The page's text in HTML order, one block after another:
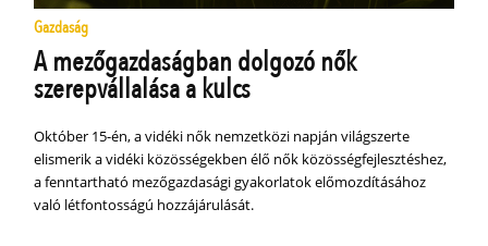
Gazdaság
A mezőgazdaságban dolgozó nők
szerepvállalása a kulcs
Október 15-én, a vidéki nők nemzetközi napján világszerte
elismerik a vidéki közösségekben élő nők közösségfejlesztéshez,
a fenntartható mezőgazdasági gyakorlatok előmozdításához
való létfontosságú hozzájárulását.